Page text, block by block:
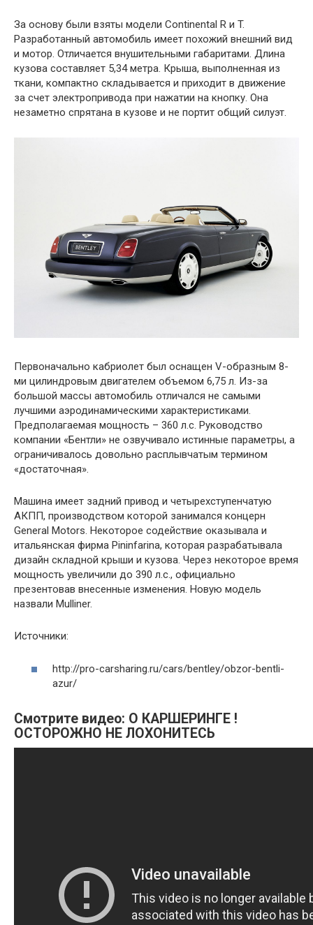
За основу были взяты модели Continental R и T.
Разработанный автомобиль имеет похожий внешний вид
и мотор. Отличается внушительными габаритами. Длина
кузова составляет 5,34 метра. Крыша, выполненная из
ткани, компактно складывается и приходит в движение
за счет электропривода при нажатии на кнопку. Она
незаметно спрятана в кузове и не портит общий силуэт.
Первоначально кабриолет был оснащен V-образным 8-
ми цилиндровым двигателем объемом 6,75 л. Из-за
большой массы автомобиль отличался не самыми
лучшими аэродинамическими характеристиками.
Предполагаемая мощность – 360 л.с. Руководство
компании «Бентли» не озвучивало истинные параметры, а
ограничивалось довольно расплывчатым термином
«достаточная».
Машина имеет задний привод и четырехступенчатую
АКПП, производством которой занимался концерн
General Motors. Некоторое содействие оказывала и
итальянская фирма Pininfarina, которая разрабатывала
дизайн складной крыши и кузова. Через некоторое время
мощность увеличили до 390 л.с., официально
презентовав внесенные изменения. Новую модель
назвали Mulliner.
Источники:
http://pro-carsharing.ru/cars/bentley/obzor-bentli-
azur/
Смотрите видео: О КАРШЕРИНГЕ !
ОСТОРОЖНО НЕ ЛОХОНИТЕСЬ